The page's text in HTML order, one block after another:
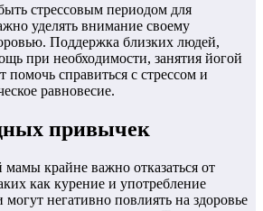
стрессовым периодом для
уделять внимание своему
Поддержка близких людей,
при необходимости, занятия йогой
справиться с стрессом и
равновесие.
привычек
мамы крайне важно отказаться от
как курение и употребление
негативно повлиять на здоровье